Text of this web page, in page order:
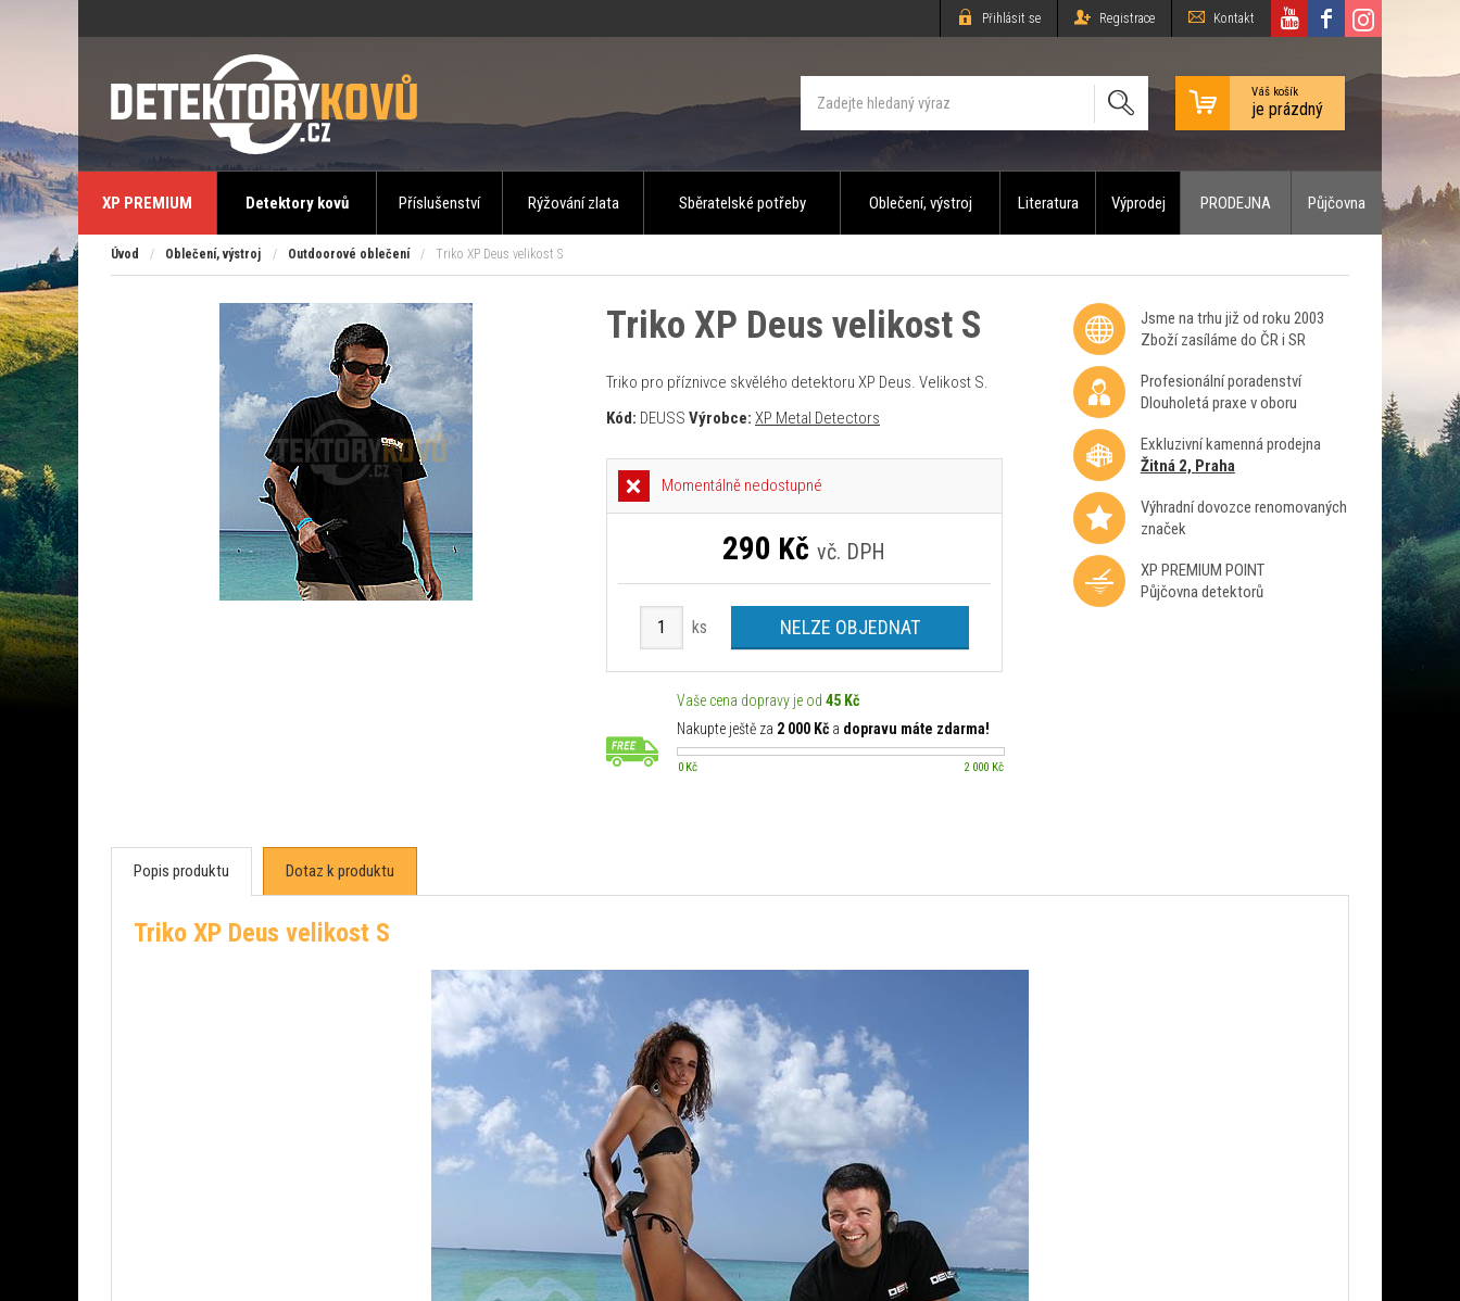
Přihlásit se Registrace Kontakt
Váš košík
je prázdný
XP PREMIUM Detektory kovů Příslušenství Rýžování zlata Sběratelské potřeby Oblečení, výstroj Literatura Výprodej PRODEJNA Půjčovna
Úvod / Oblečení, výstroj / Outdoorové oblečení / Triko XP Deus velikost S
Triko XP Deus velikost S
Triko pro příznivce skvělého detektoru XP Deus. Velikost S.
Kód: DEUSS Výrobce: XP Metal Detectors
Momentálně nedostupné
290 Kč vč. DPH
ks NELZE OBJEDNAT
Vaše cena dopravy je od 45 Kč
Nakupte ještě za 2 000 Kča dopravu máte zdarma!
0 Kč 2 000 Kč
Jsme na trhu již od roku 2003
Zboží zasíláme do ČR i SR
Profesionální poradenství
Dlouholetá praxe v oboru
Exkluzivní kamenná prodejna
Žitná 2, Praha
Výhradní dovozce renomovaných
značek
XP PREMIUM POINT
Půjčovna detektorů
Popis produktu Dotaz k produktu
Triko XP Deus velikost S